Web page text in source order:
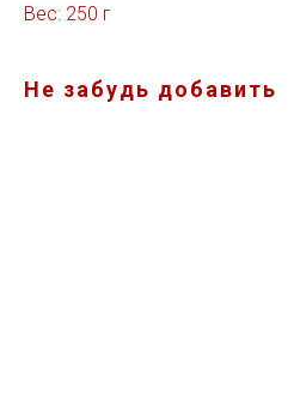
Вес: 250 г
Не забудь добавить